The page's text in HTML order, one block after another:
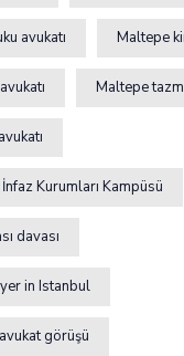
avukatı Maltepe
Maltepe
Kurumları Kampüsü
davası
in Istanbul
görüşü